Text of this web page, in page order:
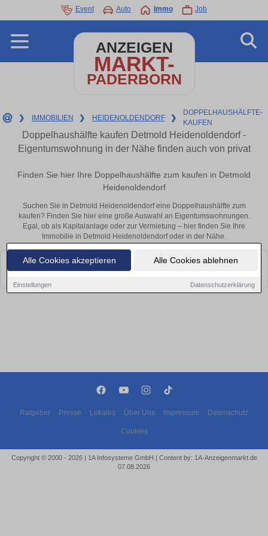
Alle Cookies akzeptieren Alle Cookies ablehnen
Einstellungen Datenschutzerklärung
Event Auto Immo Job
ANZEIGEN
MARKT-
PADERBORN
❯ IMMOBILIEN ❯ HEIDENOLDENDORF ❯
DOPPELHAUSHÄLFTE-
KAUFEN
Doppelhaushälfte kaufen Detmold Heidenoldendorf -
Eigentumswohnung in der Nähe finden auch von privat
Finden Sie hier Ihre Doppelhaushälfte zum kaufen in Detmold
Heidenoldendorf
Suchen Sie in Detmold Heidenoldendorf eine Doppelhaushälfte zum
kaufen? Finden Sie hier eine große Auswahl an Eigentumswohnungen.
Egal, ob als Kapitalanlage oder zur Vermietung – hier finden Sie Ihre
Immobilie in Detmold Heidenoldendorf oder in der Nähe.
Leider konnten wir derzeit keine passenden Objekte finden. Schauen Sie
Ratgeber Presse Lokales Über Uns Impressum Datenschutz
Cookies
Copyright © 2000 - 2026 | 1A Infosysteme GmbH | Content by: 1A-Anzeigenmarkt.de
07.08.2026